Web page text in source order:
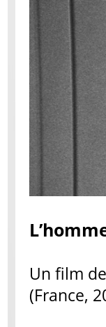
Un film
(France,